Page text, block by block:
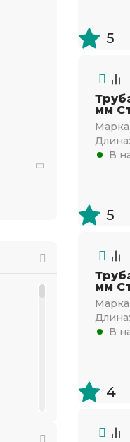
5
мм
Марка
Длина:
В
5
мм
Марка
Длина:
В
4